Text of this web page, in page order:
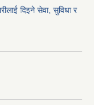
दिइने सेवा, सुविधा र